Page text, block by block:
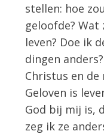
stellen: hoe
geloofde?
leven? Doe ik
dingen
Christus en de
Geloven is
God bij mij is,
zeg ik ze